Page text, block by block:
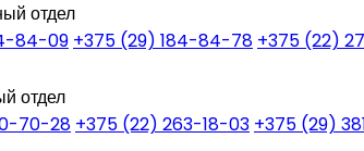
отдел
84-09 +375 (29) 184-84-78 +375 (22)
отдел
70-28 +375 (22) 263-18-03 +375 (29)